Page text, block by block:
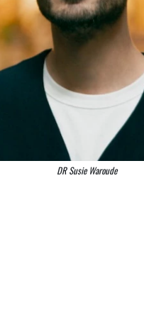
DR Susie Waroude